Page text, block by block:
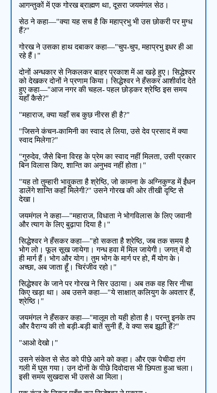
आगन्तुकों में एक गोरख ब्राह्मण था, दूसरा जयमंगल सेठ।
सेठ ने कहा—"क्या यह सच है कि महाप्रभु भी उस छोकरी पर मुग्ध
हैं?"
गोरख ने उसका हाथ दबाकर कहा—"चुप-चुप, महाप्रभु इधर ही आ
रहे हैं।"
दोनों अन्धकार से निकलकर बाहर प्रकाश में आ खड़े हुए। सिद्धेश्वर
को देखकर दोनों ने प्रणाम किया। सिद्धेश्वर ने हँसकर आशीर्वाद देते
हुए कहा—"आज नगर की चहल- पहल छोड़कर श्रेष्ठि इस समय
यहाँ कैसे?"
"महाराज, क्या यहाँ सब कुछ नीरस ही है?"
"जिसने कंचन-कामिनी का स्वाद ले लिया, उसे देव प्रसाद में क्या
स्वाद मिलेगा?"
"गुरुदेव, जैसे बिना विरह के प्रेम का स्वाद नहीं मिलता, उसी प्रकार
बिन विलास किए, शान्ति का अनुभव नहीं होता।"
"यह तो तुम्हारी भावुकता है श्रेष्ठि, जो कामना के अग्निकुण्ड में ईंधन
डालेंगे शान्ति कहाँ मिलेगी?" उसने गोरख की ओर तीखी दृष्टि से
देखा।
जयमंगल ने कहा—"महाराज, विधाता ने भोगविलास के लिए जवानी
और त्याग के लिए बुढ़ापा दिया है।"
सिद्धेश्वर ने हँसकर कहा—"हो सकता है श्रेष्ठि, जब तक समय है
भोग लो। फूल सूख जायेगा। गन्ध हवा में मिल जायेगी। जगत् में दो
ही मार्ग हैं। भोग और योग। तुम भोग के मार्ग पर हो, मैं योग के।
अच्छा, अब जाता हूँ। चिरंजीव रहो।"
सिद्धेश्वर के जाने पर गोरख ने सिर उठाया। अब तक वह सिर नीचा
किए खड़ा था। अब उसने कहा—"ये साक्षात् कलियुग के अवतार हैं,
श्रेष्ठि।"
जयमंगल ने हँसकर कहा—"मालूम तो यही होता है। परन्तु इनके तप
और वैराग्य की तो बड़ी-बड़ी बातें सुनी हैं, वे क्या सब झूठी हैं?"
"आओ देखो।"
उसने संकेत से सेठ को पीछे आने को कहा। और एक पेचीदा तंग
गली में घुस गया। उन दोनों के पीछे दिवोदास भी छिपता हुआ चला।
इसी समय सुखदास भी उससे आ मिला।